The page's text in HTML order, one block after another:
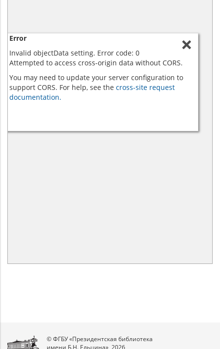
Error
Invalid objectData setting. Error code: 0
Attempted to access cross-origin data without CORS.
You may need to update your server configuration to
support CORS. For help, see the cross-site request
documentation.
© ФГБУ «Президентская библиотека
имени Б.Н. Ельцина», 2026